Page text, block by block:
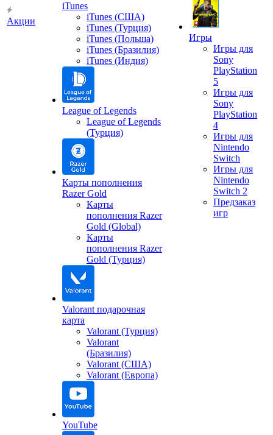
Акции
iTunes
iTunes (США)
iTunes (Турция)
iTunes (Польша)
iTunes (Бразилия)
iTunes (Индия)
League of Legends
League of Legends
(Турция)
Карты пополнения
Razer Gold
Карты
пополнения Razer
Gold (Global)
Карты
пополнения Razer
Gold (Турция)
Valorant подарочная
карта
Valorant (Турция)
Valorant
(Бразилия)
Valorant (США)
Valorant (Европа)
YouTube
Игры
Игры для
Sony
PlayStation
5
Игры для
Sony
PlayStation
4
Игры для
Nintendo
Switch
Игры для
Nintendo
Switch 2
Предзаказ
игр